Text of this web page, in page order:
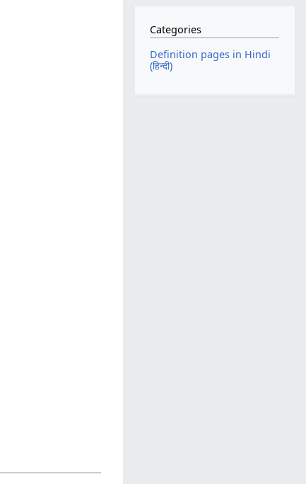
Categories
Definition pages in Hindi
(हिन्दी)